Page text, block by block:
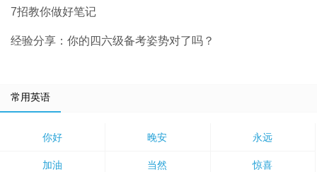
7招教你做好笔记
经验分享：你的四六级备考姿势对了吗？
常用英语
你好 晚安 永远
加油 当然 惊喜